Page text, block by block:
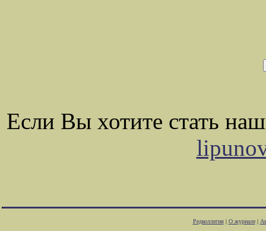
Если Вы хотите стать
Редколлегия| О журнале|